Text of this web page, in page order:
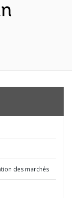
des marchés